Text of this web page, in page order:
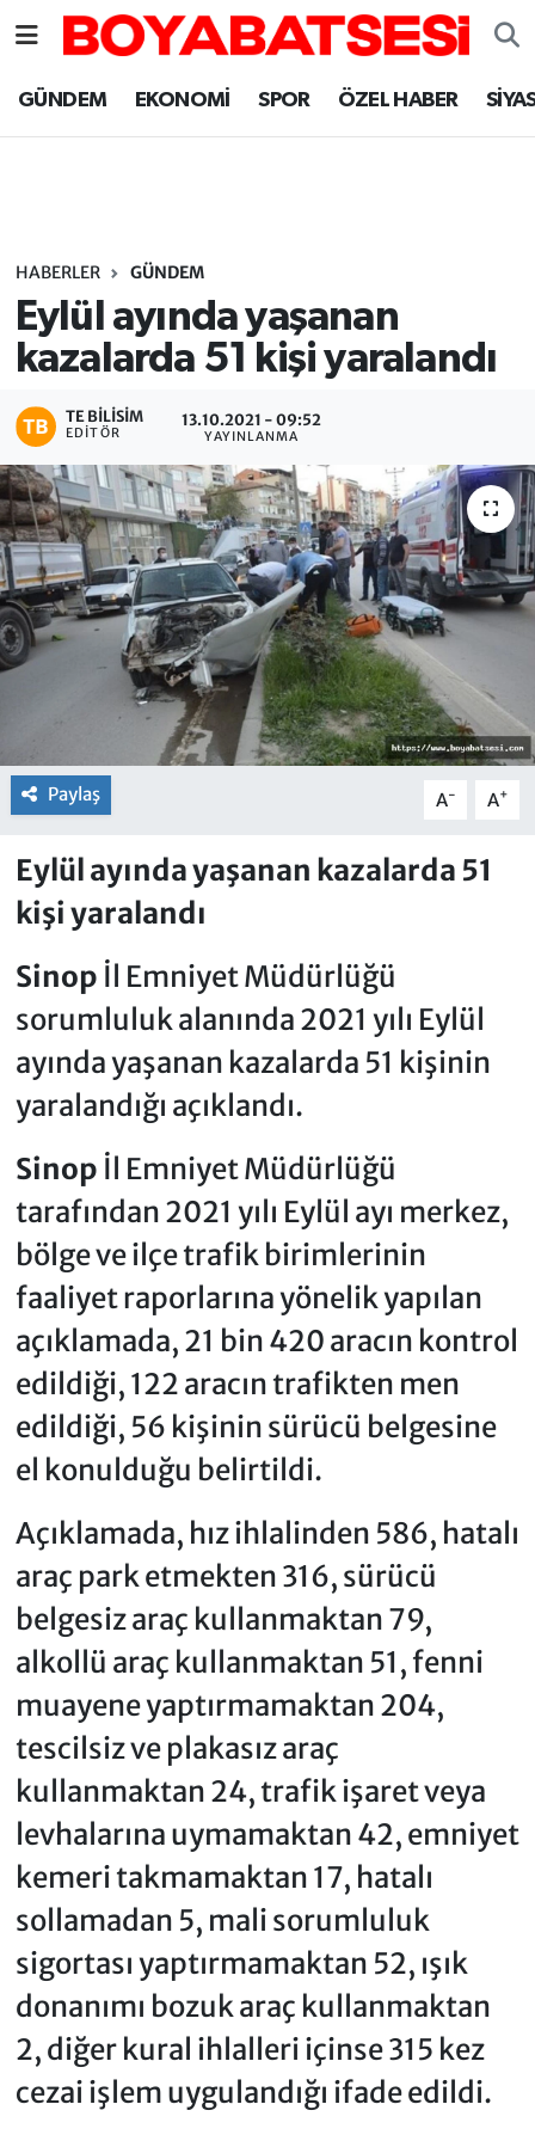
GÜNDEM EKONOMİ SPOR ÖZEL HABER
HABERLER GÜNDEM
Eylül ayında yaşanan
kazalarda 51 kişi yaralandı
TE BILISIM
EDITÖR
13.10.2021 - 09:52
YAYINLANMA
Paylaş A- A+
Eylül ayında yaşanan kazalarda 51
kişi yaralandı
Sinop İl Emniyet Müdürlüğü
sorumluluk alanında 2021 yılı Eylül
ayında yaşanan kazalarda 51 kişinin
yaralandığı açıklandı.
Sinop İl Emniyet Müdürlüğü
tarafından 2021 yılı Eylül ayı merkez,
bölge ve ilçe trafik birimlerinin
faaliyet raporlarına yönelik yapılan
açıklamada, 21 bin 420 aracın kontrol
edildiği, 122 aracın trafikten men
edildiği, 56 kişinin sürücü belgesine
el konulduğu belirtildi.
Açıklamada, hız ihlalinden 586, hatalı
araç park etmekten 316, sürücü
belgesiz araç kullanmaktan 79,
alkollü araç kullanmaktan 51, fenni
muayene yaptırmamaktan 204,
tescilsiz ve plakasız araç
kullanmaktan 24, trafik işaret veya
levhalarına uymamaktan 42, emniyet
kemeri takmamaktan 17, hatalı
sollamadan 5, mali sorumluluk
sigortası yaptırmamaktan 52, ışık
donanımı bozuk araç kullanmaktan
2, diğer kural ihlalleri içinse 315 kez
cezai işlem uygulandığı ifade edildi.
Sinop Nöbetçi Eczaneler
Sinop Trafik Yoğunluk Haritası
Süper Lig Puan Durumu ve Fikstür
Haber Arşivi